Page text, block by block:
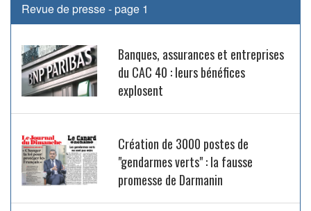
Revue de presse - page 1
Banques, assurances et entreprises
du CAC 40 : leurs bénéfices
explosent
Création de 3000 postes de
"gendarmes verts" : la fausse
promesse de Darmanin